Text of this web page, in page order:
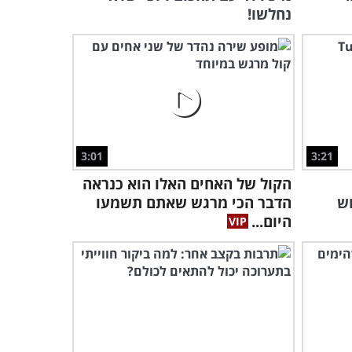
נחלשו!
3:21
3:01
הקול של האחים האלו הוא כנראה
הדבר הכי מרגש שאתם תשמעו
היום...